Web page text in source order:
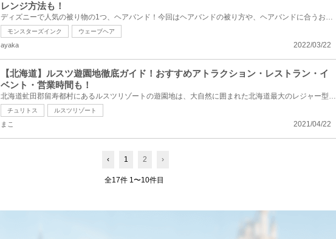
レンジ方法も！
ディズニーで人気の被り物の1つ、ヘアバンド！今回はヘアバンドの被り方や、ヘアバンドに合うおすすめコ...
モンスターズインク ウェーブヘア
2022/03/22
ayaka
【北海道】ルスツ遊園地徹底ガイド！おすすめアトラクション・レストラン・イ
ベント・営業時間も！
北海道虻田郡留寿都村にあるルスツリゾートの遊園地は、大自然に囲まれた北海道最大のレジャー型リゾー...
チュリトス ルスツリゾート
2021/04/22
まこ
‹ 1 2 ›
全17件 1〜10件目